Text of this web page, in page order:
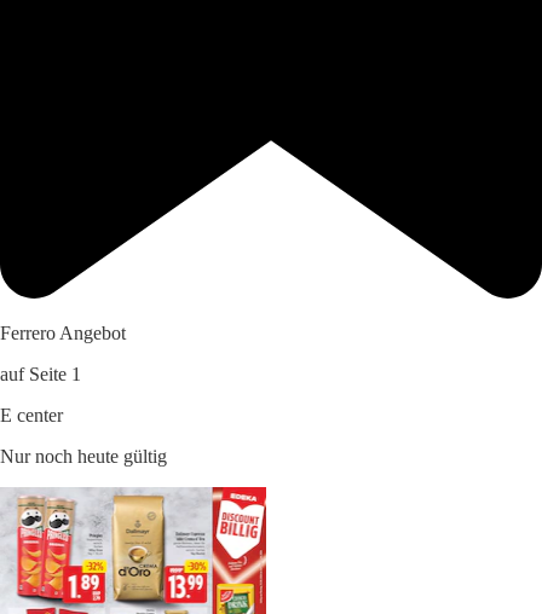
Ferrero Angebot
auf Seite 1
E center
Nur noch heute gültig